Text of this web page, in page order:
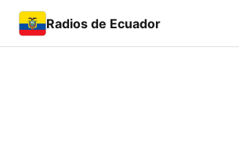
Radios de Ecuador